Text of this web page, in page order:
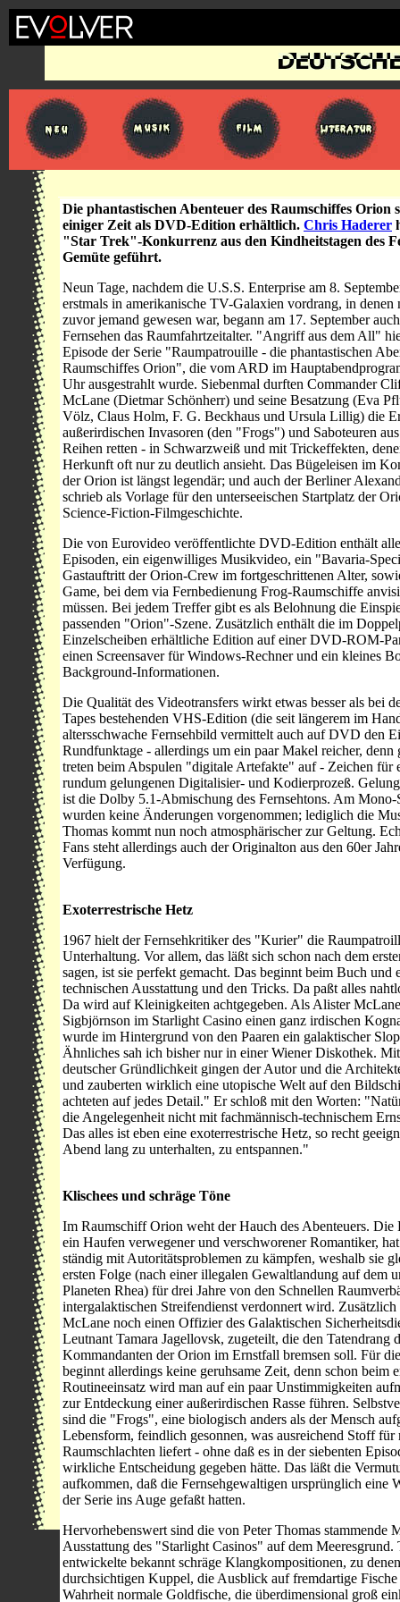
Die phantastischen Abenteuer des Raumschiffes Orion
einiger Zeit als DVD-Edition erhältlich. Chris Haderer
"Star Trek"-Konkurrenz aus den Kindheitstagen des
Gemüte geführt.
Neun Tage, nachdem die U.S.S. Enterprise am 8.
erstmals in amerikanische TV-Galaxien vordrang, in denen
zuvor jemand gewesen war, begann am 17. September
Fernsehen das Raumfahrtzeitalter. "Angriff aus dem All"
Episode der Serie "Raumpatrouille - die phantastischen
Raumschiffes Orion", die vom ARD im
Uhr ausgestrahlt wurde. Siebenmal durften Commander
McLane (Dietmar Schönherr) und seine Besatzung (Eva
Völz, Claus Holm, F. G. Beckhaus und Ursula Lillig) die
außerirdischen Invasoren (den "Frogs") und Saboteuren
Reihen retten - in Schwarzweiß und mit Trickeffekten,
Herkunft oft nur zu deutlich ansieht. Das Bügeleisen im
der Orion ist längst legendär; und auch der Berliner
schrieb als Vorlage für den unterseeischen Startplatz der
Science-Fiction-Filmgeschichte.
Die von Eurovideo veröffentlichte DVD-Edition enthält
Episoden, ein eigenwilliges Musikvideo, ein "Bavaria-
Gastauftritt der Orion-Crew im fortgeschrittenen Alter,
Game, bei dem via Fernbedienung Frog-Raumschiffe
müssen. Bei jedem Treffer gibt es als Belohnung die
passenden "Orion"-Szene. Zusätzlich enthält die im
Einzelscheiben erhältliche Edition auf einer DVD-ROM-
einen Screensaver für Windows-Rechner und ein kleines
Background-Informationen.
Die Qualität des Videotransfers wirkt etwas besser als bei
Tapes bestehenden VHS-Edition (die seit längerem im
altersschwache Fernsehbild vermittelt auch auf DVD den
Rundfunktage - allerdings um ein paar Makel reicher, denn
treten beim Abspulen "digitale Artefakte" auf - Zeichen für
rundum gelungenen Digitalisier- und Kodierprozeß.
ist die Dolby 5.1-Abmischung des Fernsehtons. Am Mono-
wurden keine Änderungen vorgenommen; lediglich die
Thomas kommt nun noch atmosphärischer zur Geltung.
Fans steht allerdings auch der Originalton aus den 60er
Verfügung.
Exoterrestrische Hetz
1967 hielt der Fernsehkritiker des "Kurier" die
Unterhaltung. Vor allem, das läßt sich schon nach dem
sagen, ist sie perfekt gemacht. Das beginnt beim Buch und
technischen Ausstattung und den Tricks. Da paßt alles
Da wird auf Kleinigkeiten achtgegeben. Als Alister
Sigbjörnson im Starlight Casino einen ganz irdischen
wurde im Hintergrund von den Paaren ein galaktischer
Ähnliches sah ich bisher nur in einer Wiener Diskothek.
deutscher Gründlichkeit gingen der Autor und die
und zauberten wirklich eine utopische Welt auf den
achteten auf jedes Detail." Er schloß mit den Worten:
die Angelegenheit nicht mit fachmännisch-technischem
Das alles ist eben eine exoterrestrische Hetz, so recht
Abend lang zu unterhalten, zu entspannen."
Klischees und schräge Töne
Im Raumschiff Orion weht der Hauch des Abenteuers. Die
ein Haufen verwegener und verschworener Romantiker,
ständig mit Autoritätsproblemen zu kämpfen, weshalb sie
ersten Folge (nach einer illegalen Gewaltlandung auf dem
Planeten Rhea) für drei Jahre von den Schnellen
intergalaktischen Streifendienst verdonnert wird. Zusätzlich
McLane noch einen Offizier des Galaktischen
Leutnant Tamara Jagellovsk, zugeteilt, die den Tatendrang
Kommandanten der Orion im Ernstfall bremsen soll. Für
beginnt allerdings keine geruhsame Zeit, denn schon beim
Routineeinsatz wird man auf ein paar Unstimmigkeiten
zur Entdeckung einer außerirdischen Rasse führen.
sind die "Frogs", eine biologisch anders als der Mensch
Lebensform, feindlich gesonnen, was ausreichend Stoff für
Raumschlachten liefert - ohne daß es in der siebenten
wirkliche Entscheidung gegeben hätte. Das läßt die
aufkommen, daß die Fernsehgewaltigen ursprünglich eine
der Serie ins Auge gefaßt hatten.
Hervorhebenswert sind die von Peter Thomas stammende
Ausstattung des "Starlight Casinos" auf dem Meeresgrund.
entwickelte bekannt schräge Klangkompositionen, zu
durchsichtigen Kuppel, die Ausblick auf fremdartige
Wahrheit normale Goldfische, die überdimensional groß